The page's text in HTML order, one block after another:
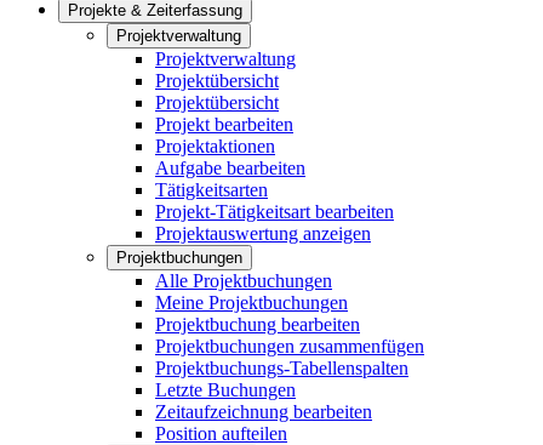
Projekte & Zeiterfassung
Projektverwaltung
Projektverwaltung
Projektübersicht
Projektübersicht
Projekt bearbeiten
Projektaktionen
Aufgabe bearbeiten
Tätigkeitsarten
Projekt-Tätigkeitsart bearbeiten
Projektauswertung anzeigen
Projektbuchungen
Alle Projektbuchungen
Meine Projektbuchungen
Projektbuchung bearbeiten
Projektbuchungen zusammenfügen
Projektbuchungs-Tabellenspalten
Letzte Buchungen
Zeitaufzeichnung bearbeiten
Position aufteilen